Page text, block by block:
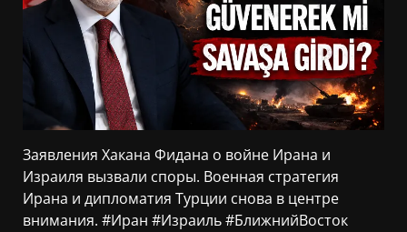
Заявления Хакана Фидана о войне Ирана и
Израиля вызвали споры. Военная стратегия
Ирана и дипломатия Турции снова в центре
внимания. #Иран #Израиль #БлижнийВосток